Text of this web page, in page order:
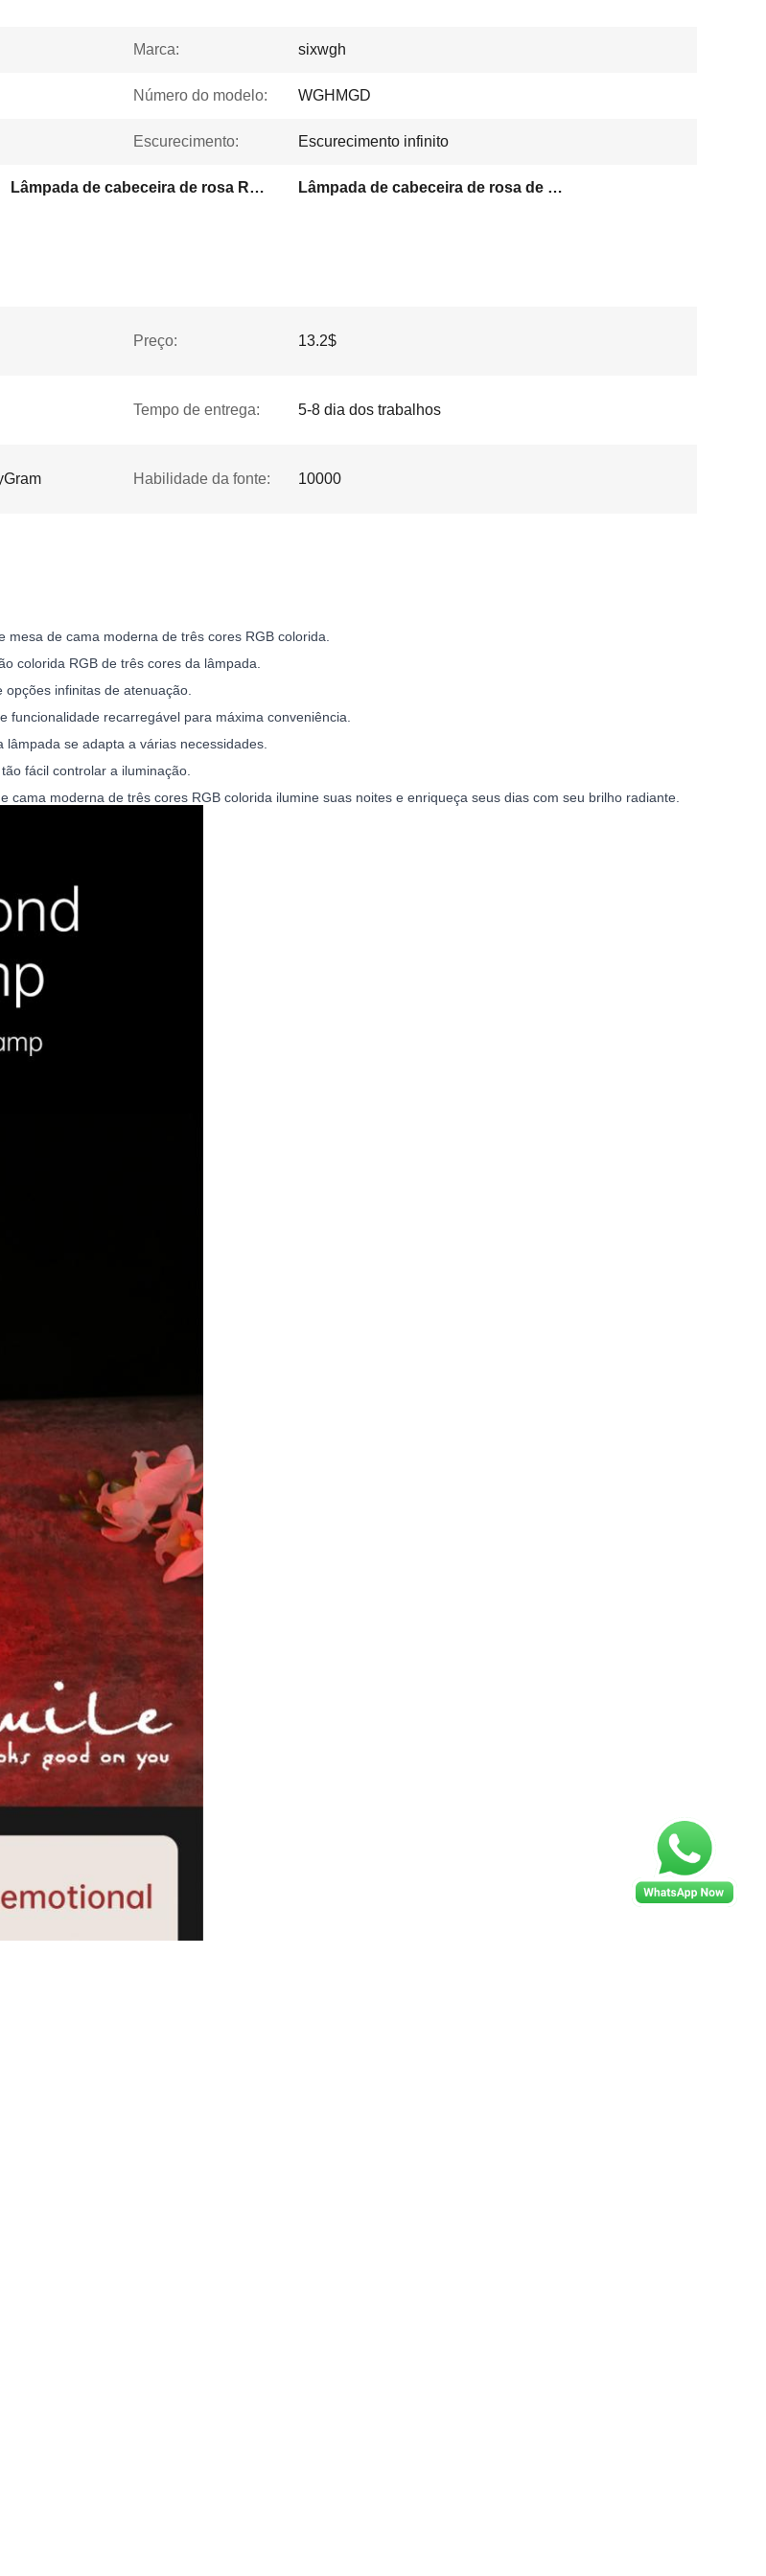
Marca: sixwgh
Número do modelo: WGHMGD
Escurecimento: Escurecimento infinito
Lâmpada de cabeceira de rosa RGB deslumbrante Lâmpada de cabeceira de rosa de escurecimento infinito
Preço: 13.2$
Tempo de entrega: 5-8 dia dos trabalhos
Habilidade da fonte: 10000
de cama moderna de três cores RGB colorida.
colorida RGB de três cores da lâmpada.
infinitas de atenuação.
funcionalidade recarregável para máxima conveniência.
se adapta a várias necessidades.
fácil controlar a iluminação.
cama moderna de três cores RGB colorida ilumine suas noites e enriqueça seus dias com seu brilho radiante.